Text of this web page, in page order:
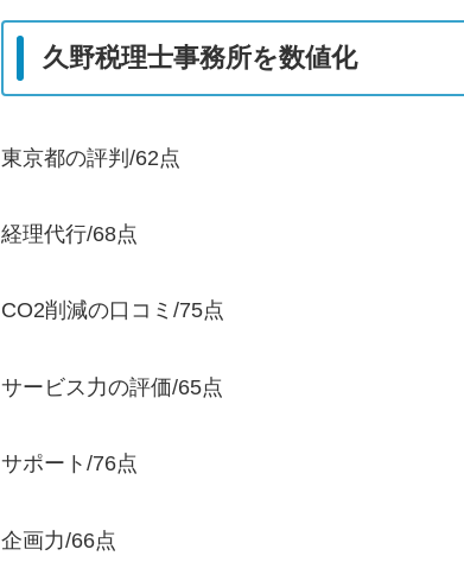
久野税理士事務所を数値化
東京都の評判/62点
経理代行/68点
CO2削減の口コミ/75点
サービス力の評価/65点
サポート/76点
企画力/66点